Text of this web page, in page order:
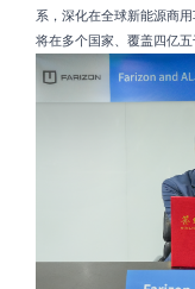
系，深化在全球新能源商
将在多个国家、覆盖四亿